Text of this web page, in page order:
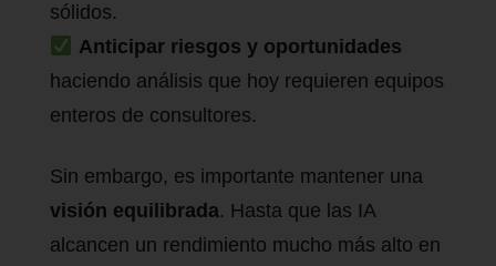
sólidos.
Anticipar riesgos y oportunidades
haciendo análisis que hoy requieren equipos
enteros de consultores.
Sin embargo, es importante mantener una
visión equilibrada. Hasta que las IA
alcancen un rendimiento mucho más alto en